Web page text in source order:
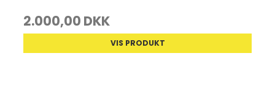
2.000,00 DKK
VIS PRODUKT